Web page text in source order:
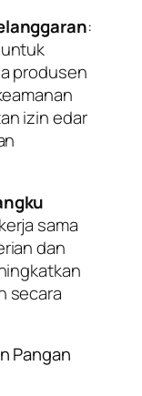
:
produsen
izin edar
sama
dan
secara
Pangan